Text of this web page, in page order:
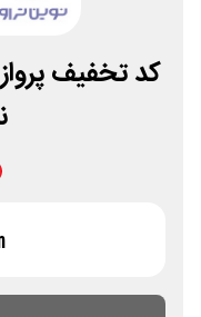
کد تخفیف